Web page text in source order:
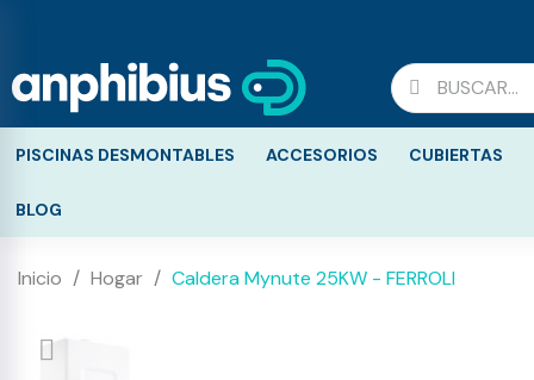
PISCINAS DESMONTABLES ACCESORIOS CUBIERTAS
BLOG
Inicio Hogar Caldera Mynute 25KW - FERROLI